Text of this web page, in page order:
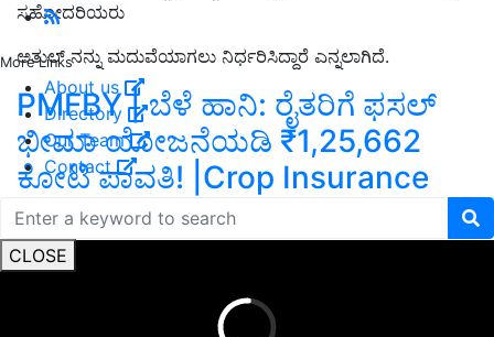
More Links
About us
Directory
Our Team
Contact
CLOSE
ಸಹೋದರಿಯರು
ಅತುಲ್ ನನ್ನು ಮದುವೆಯಾಗಲು ನಿರ್ಧರಿಸಿದ್ದಾರೆ ಎನ್ನಲಾಗಿದೆ.
PMFBY | ಬೆಳೆ ಹಾನಿ: ರೈತರಿಗೆ ಫಸಲ್‌
ಭೀಮಾ ಯೋಜನೆಯಡಿ ₹1,25,662
ಕೋಟಿ ಪಾವತಿ! |Crop Insurance
ADVERTISEMENT